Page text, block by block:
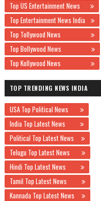
Top US Entertainment News
Top Entertainment News India
Top Tollywood News
Top Bollywood News
Top Kollywood News
TOP TRENDING NEWS INDIA
USA Top Political News
India Top Latest News
Political Top Latest News
Telugu Top Latest News
Hindi Top Latest News
Tamil Top Latest News
Kannada Top Latest News